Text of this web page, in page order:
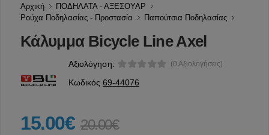
Αρχική
ΠΟΔΗΛΑΤΑ - ΑΞΕΣΟΥΑΡ
Ρούχα Ποδηλασίας - Προστασία
Παπούτσια Ποδηλασίας
Κάλυμμα Bicycle Line Axel
Αξιολόγηση: (0 Αξιολογήσεις)
Κωδικός 69-44076
15.00€ 20.00€